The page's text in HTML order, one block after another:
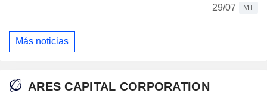
29/07
MT
Más noticias
ARES CAPITAL CORPORATION